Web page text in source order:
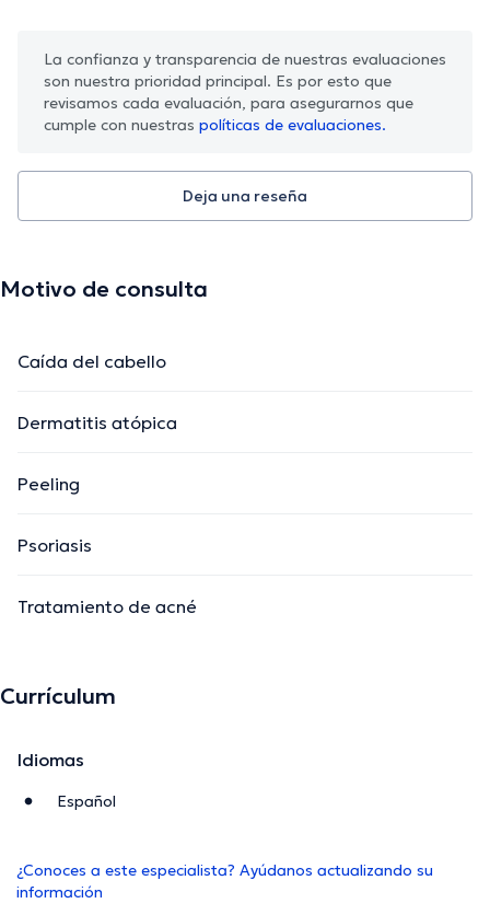
La confianza y transparencia de nuestras evaluaciones
son nuestra prioridad principal. Es por esto que
revisamos cada evaluación, para asegurarnos que
cumple con nuestras políticas de evaluaciones.
Deja una reseña
Motivo de consulta
Caída del cabello
Dermatitis atópica
Peeling
Psoriasis
Tratamiento de acné
Currículum
Idiomas
Español
¿Conoces a este especialista? Ayúdanos actualizando su
información